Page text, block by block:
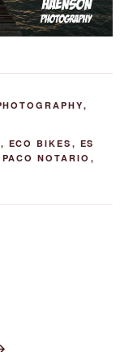
,
, ECO BIKES , ES
PACO NOTARIO ,